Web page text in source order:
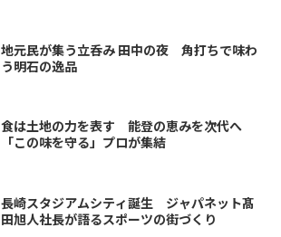
地元民が集う立呑み 田中の夜 角打ちで味わ
う明石の逸品
食は土地の力を表す 能登の恵みを次代へ
「この味を守る」プロが集結
長崎スタジアムシティ誕生 ジャパネット髙
田旭人社長が語るスポーツの街づくり